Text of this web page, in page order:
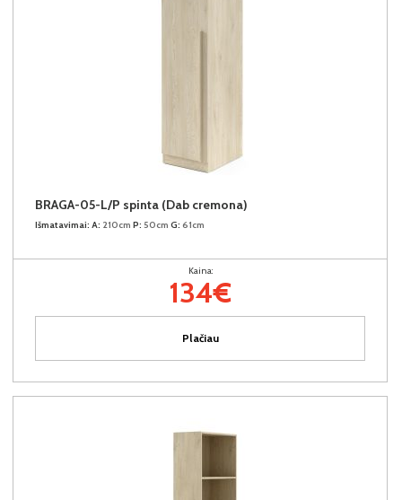
BRAGA-05-L/P spinta (Dab cremona)
Išmatavimai: A: 210cm P: 50cm G: 61cm
Kaina:
134€
Plačiau